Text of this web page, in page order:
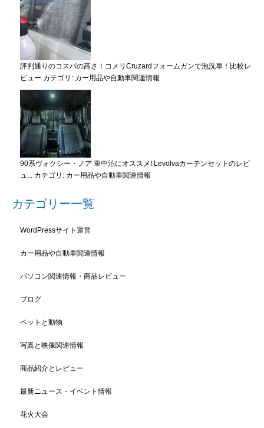
評判通りのコスパの高さ！コメリCruzardフォームガンで泡洗車！比較レ
ビュー カテゴリ: カー用品や自動車関連情報
90系ヴォクシー・ノア 車中泊にオススメ! Levolvaカーテンセットのレビ
ュ... カテゴリ: カー用品や自動車関連情報
カテゴリー一覧
WordPressサイト運営
カー用品や自動車関連情報
パソコン関連情報・商品レビュー
ブログ
ペットと動物
写真と映像関連情報
商品紹介とレビュー
最新ニュース・イベント情報
花火大会